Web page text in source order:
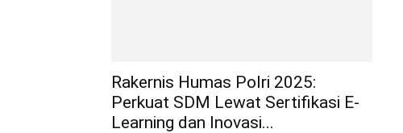
Rakernis Humas Polri 2025:
Perkuat SDM Lewat Sertifikasi E-
Learning dan Inovasi...